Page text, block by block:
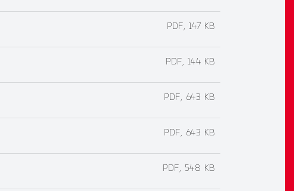
PDF, 147 KB
PDF, 144 KB
PDF, 643 KB
PDF, 643 KB
PDF, 548 KB